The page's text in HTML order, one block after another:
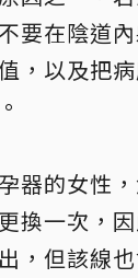
要在陰道
，以及把
。
器的女性，
換一次，
，但該線